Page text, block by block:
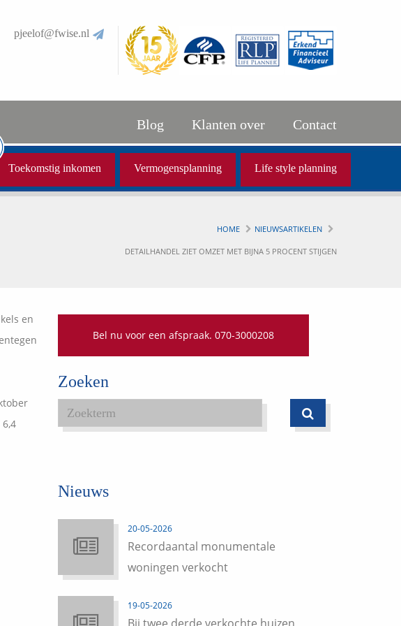
pjeelof@fwise.nl
Contact
Klanten over
Blog
Life style planning
Vermogensplanning
Toekomstig inkomen
HOME NIEUWSARTIKELEN
DETAILHANDEL ZIET OMZET MET BIJNA 5 PROCENT STIJGEN
en
Bel nu voor een afspraak. 070-3000208
Zoeken
Nieuws
20-05-2026
Recordaantal monumentale
woningen verkocht
19-05-2026